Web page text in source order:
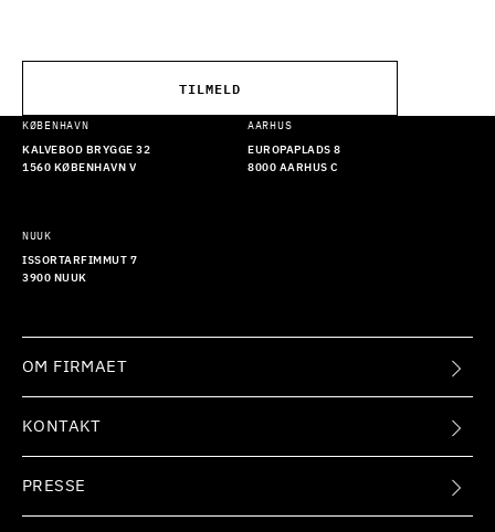
TILMELD
KØBENHAVN
KALVEBOD BRYGGE 32
1560 KØBENHAVN V
AARHUS
EUROPAPLADS 8
8000 AARHUS C
NUUK
ISSORTARFIMMUT 7
3900 NUUK
OM FIRMAET
KONTAKT
PRESSE